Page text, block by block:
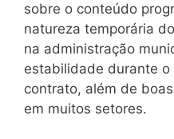
sobre o conteúdo
natureza temporária
na administração
estabilidade durante
contrato, além de
em muitos setores.